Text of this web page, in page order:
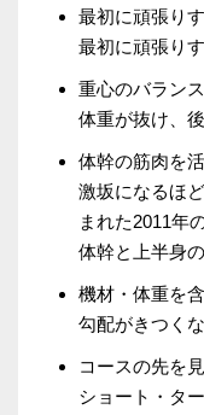
最初に頑張り
最初に頑張り
重心のバラン
体重が抜け、
体幹の筋肉を
激坂になるほ
まれた2011年
体幹と上半身
機材・体重を
勾配がきつく
コースの先を
ショート・タ